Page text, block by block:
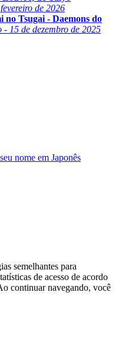
de 2026
no Tsugai - Daemons do
- 15 de dezembro de 2025
nome em Japonês
semelhantes para
de acesso de acordo
continuar navegando, você